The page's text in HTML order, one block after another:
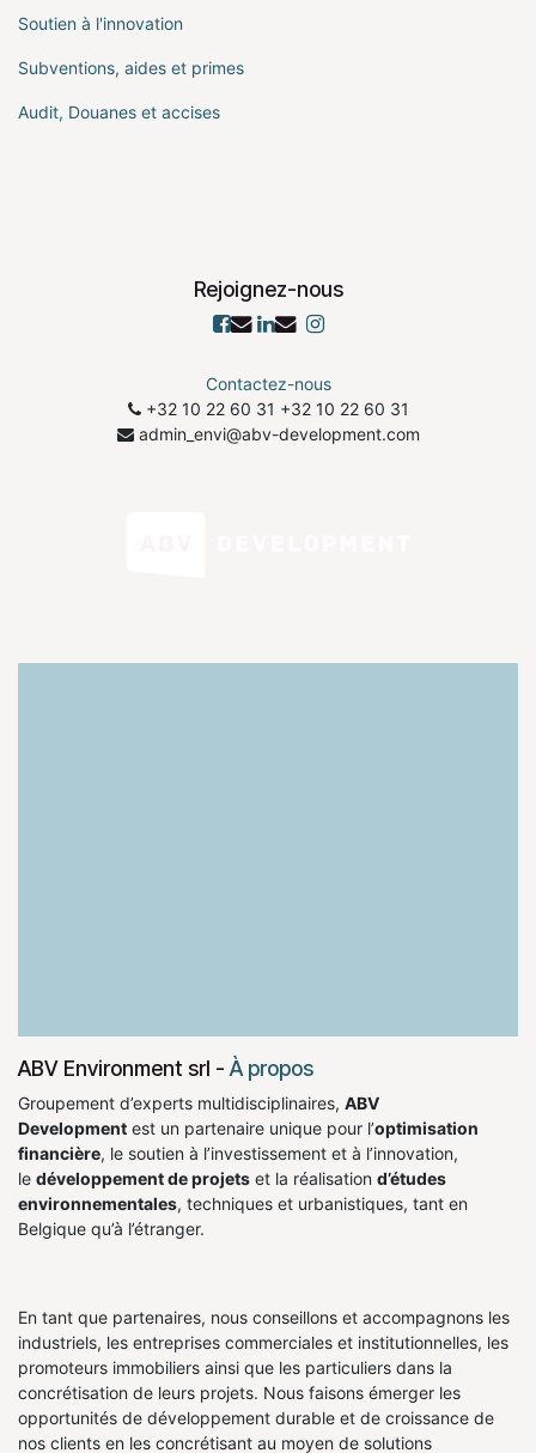
Soutien à l'innovation
Subventions, aides et primes
Audit, Douanes et accises
Rejoignez-nous
Contactez-nous
+32 10 22 60 31 ​+32 10 22 60 31
admin_envi@abv-development.com
ABV Environment srl - À propos
Groupement d’experts multidisciplinaires, ABV
Development est un partenaire unique pour l’optimisation
financière, le soutien à l’investissement et à l’innovation,
le développement de projets et la réalisation d’études
environnementales, techniques et urbanistiques, tant en
Belgique qu’à l’étranger.
En tant que partenaires, nous conseillons et accompagnons les
industriels, les entreprises commerciales et institutionnelles, les
promoteurs immobiliers ainsi que les particuliers dans la
concrétisation de leurs projets. Nous faisons émerger les
opportunités de développement durable et de croissance de
nos clients en les concrétisant au moyen de solutions